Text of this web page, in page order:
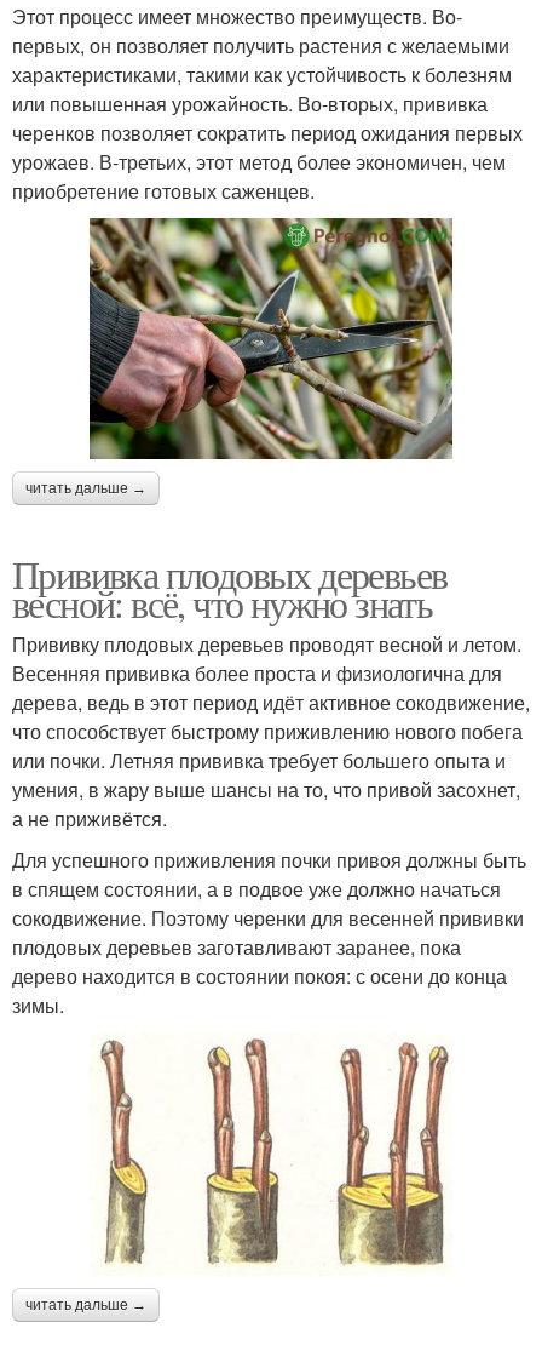
Этот процесс имеет множество преимуществ. Во-
первых, он позволяет получить растения с желаемыми
характеристиками, такими как устойчивость к болезням
или повышенная урожайность. Во-вторых, прививка
черенков позволяет сократить период ожидания первых
урожаев. В-третьих, этот метод более экономичен, чем
приобретение готовых саженцев.
читать дальше →
Прививка плодовых деревьев
весной: всё, что нужно знать
Прививку плодовых деревьев проводят весной и летом.
Весенняя прививка более проста и физиологична для
дерева, ведь в этот период идёт активное сокодвижение,
что способствует быстрому приживлению нового побега
или почки. Летняя прививка требует большего опыта и
умения, в жару выше шансы на то, что привой засохнет,
а не приживётся.
Для успешного приживления почки привоя должны быть
в спящем состоянии, а в подвое уже должно начаться
сокодвижение. Поэтому черенки для весенней прививки
плодовых деревьев заготавливают заранее, пока
дерево находится в состоянии покоя: с осени до конца
зимы.
читать дальше →